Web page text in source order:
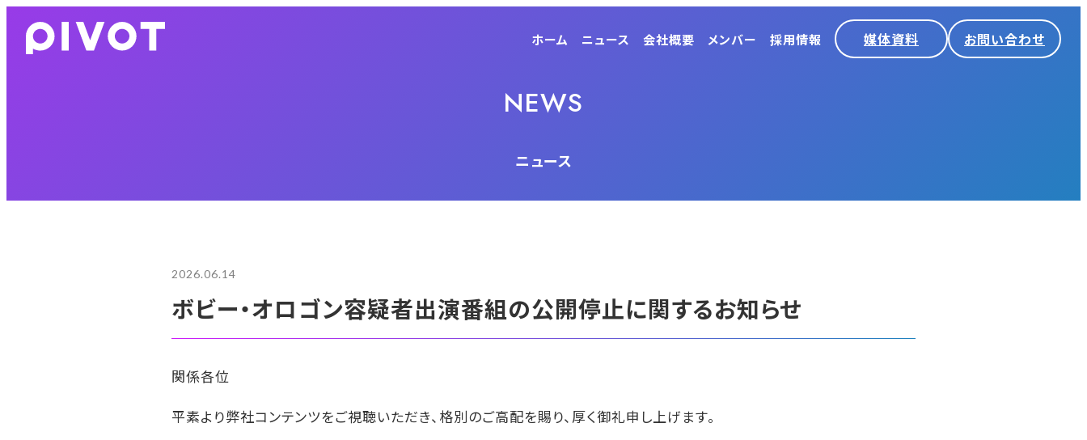
ホーム ニュース 会社概要 メンバー 採用情報 媒体資料 お問い合わせ
NEWS
ニュース
2026.06.14
ボビー・オロゴン容疑者出演番組の公開停止に関するお知らせ
関係各位
平素より弊社コンテンツをご視聴いただき、格別のご高配を賜り、厚く御礼申し上げます。